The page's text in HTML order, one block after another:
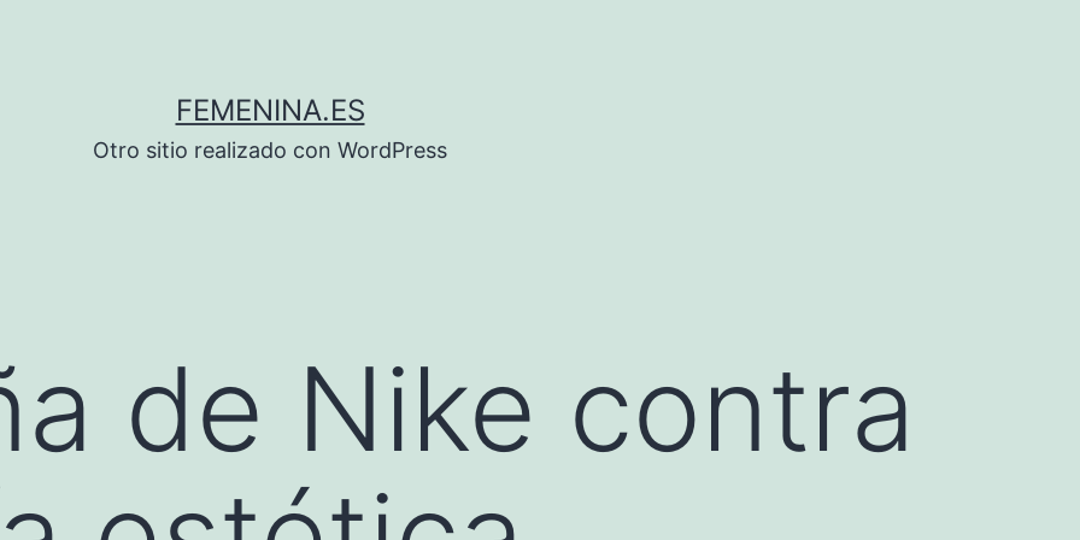
FEMENINA.ES
Otro sitio realizado con WordPress
de Nike contra